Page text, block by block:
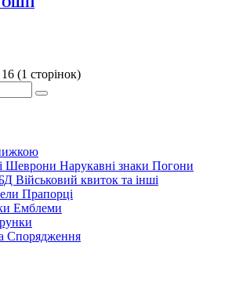
ОШП
(1 сторінок)
Шеврони Нарукавні знаки Погони
Військовий квиток та інші
Прапорці
Емблеми
Спорядження